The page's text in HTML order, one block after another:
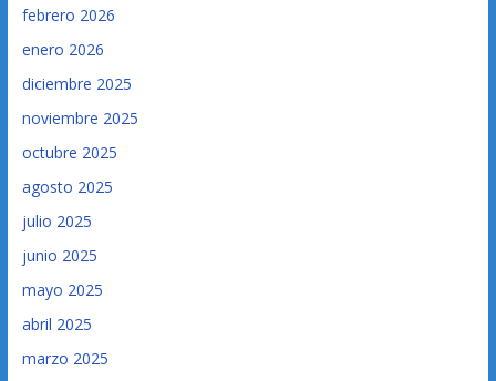
febrero 2026
enero 2026
diciembre 2025
noviembre 2025
octubre 2025
agosto 2025
julio 2025
junio 2025
mayo 2025
abril 2025
marzo 2025